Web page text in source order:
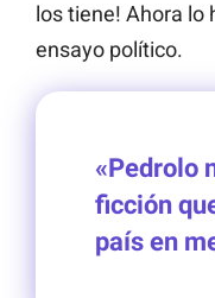
los tiene! Ahora lo
ensayo político.
«Pedrolo
ficción
país en